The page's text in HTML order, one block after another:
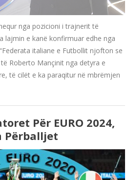
nga pozicioni i trajnerit të
lajmin e kanë konfirmuar edhe nga
italiane e Futbollit njofton se
Roberto Mançinit nga detyra e
të cilët e ka paraqitur në mbrëmjen
Për EURO 2024,
Përballjet